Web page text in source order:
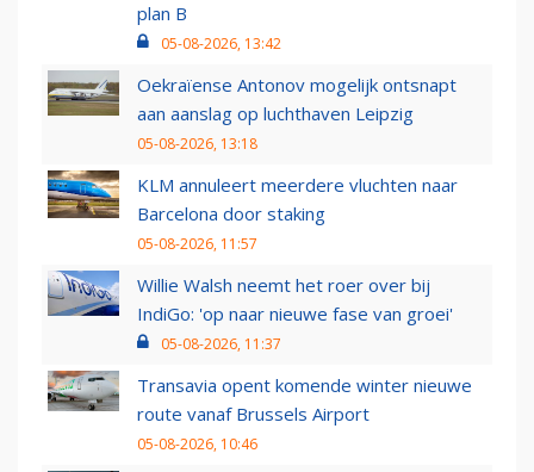
plan B
05-08-2026, 13:42
Oekraïense Antonov mogelijk ontsnapt
aan aanslag op luchthaven Leipzig
05-08-2026, 13:18
KLM annuleert meerdere vluchten naar
Barcelona door staking
05-08-2026, 11:57
Willie Walsh neemt het roer over bij
IndiGo: 'op naar nieuwe fase van groei'
05-08-2026, 11:37
Transavia opent komende winter nieuwe
route vanaf Brussels Airport
05-08-2026, 10:46